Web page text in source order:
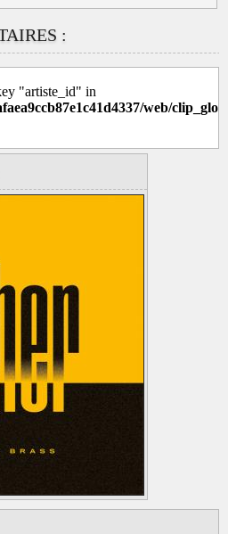
"artiste_id" in
web/
: